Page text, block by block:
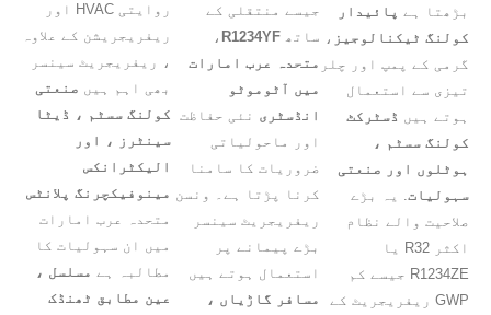
بڑھتا ہے پائیدار
کولنگ ٹیکنالوجیز ،
گرمی کے پمپ اور چلر
تیزی سے استعمال
ہوتے ہیں ڈسٹرکٹ
کولنگ سسٹم ،
ہوٹلوں اور صنعتی
سہولیات. یہ بڑے
صلاحیت والے نظام
اکثر R32 یا
R1234ZE جیسے کم
GWP ریفریجریٹ کے
جیسے منتقلی کے
ساتھ R1234YF ،
متحدہ عرب امارات
میں آٹوموٹو
انڈسٹری نئی حفاظت
اور ماحولیاتی
ضروریات کا سامنا
کرنا پڑتا ہے۔ ونسن
ریفریجریٹ سینسر
بڑے پیمانے پر
استعمال ہوتے ہیں
مسافر گاڑیاں ،
روایتی HVAC اور
ریفریجریشن کے علاوہ
، ریفریجریٹ سینسر
بھی اہم ہیں صنعتی
کولنگ سسٹم ، ڈیٹا
سینٹرز ، اور
الیکٹرانکس
مینوفیکچرنگ پلانٹس
متحدہ عرب امارات
میں ان سہولیات کا
مطالبہ ہے مسلسل ،
عین مطابق ٹھنڈک